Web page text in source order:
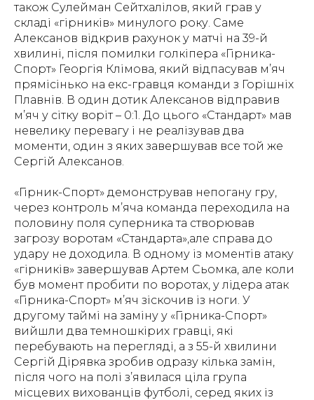
також Сулейман Сейтхалілов, який грав у
складі «гірників» минулого року. Саме
Алексанов відкрив рахунок у матчі на 39-й
хвилині, після помилки голкіпера «Гірника-
Спорт» Георгія Клімова, який відпасував м’яч
прямісінько на екс-гравця команди з Горішніх
Плавнів. В один дотик Алексанов відправив
м’яч у сітку воріт – 0:1. До цього «Стандарт» мав
невелику перевагу і не реалізував два
моменти, один з яких завершував все той же
Сергій Алексанов.
«Гірник-Спорт» демонстрував непогану гру,
через контроль м’яча команда переходила на
половину поля суперника та створював
загрозу воротам «Стандарта»,але справа до
удару не доходила. В одному із моментів атаку
«гірників» завершував Артем Сьомка, але коли
був момент пробити по воротах, у лідера атак
«Гірника-Спорт» м’яч зіскочив із ноги. У
другому таймі на заміну у «Гірника-Спорт»
вийшли два темношкірих гравці, які
перебувають на перегляді, а з 55-й хвилини
Сергій Дірявка зробив одразу кілька замін,
після чого на полі з’явилася ціла група
місцевих вихованців футболі, серед яких із